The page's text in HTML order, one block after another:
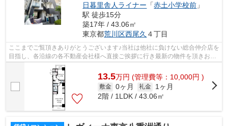
日暮里舎人ライナー 「赤土小学校前 」
駅 徒歩15分
築17年 / 43.06㎡
東京都荒川区西尾久 ４丁目
ここまでご覧頂きありがとうございます♪当社は他社に負けない総合仲介店を
目指し、各沿線の各不動産会社様へ直接ご挨拶に行き最新の物件を頂きお客
様へ提供しております！最新の情報は...
13.5万円 (管理費等：10,000円 )
敷金 0ヶ月 礼金
1ヶ月
2階 / 1LDK / 43.06㎡